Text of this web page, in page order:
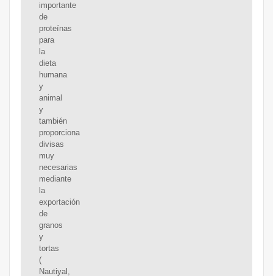
importante
de
proteínas
para
la
dieta
humana
y
animal
y
también
proporciona
divisas
muy
necesarias
mediante
la
exportación
de
granos
y
tortas
(
Nautiyal,